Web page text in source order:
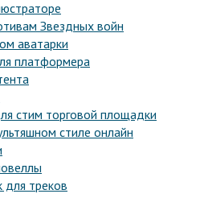
Звездных войн
аватарки
платформера
стим торговой площадки
стиле онлайн
треков